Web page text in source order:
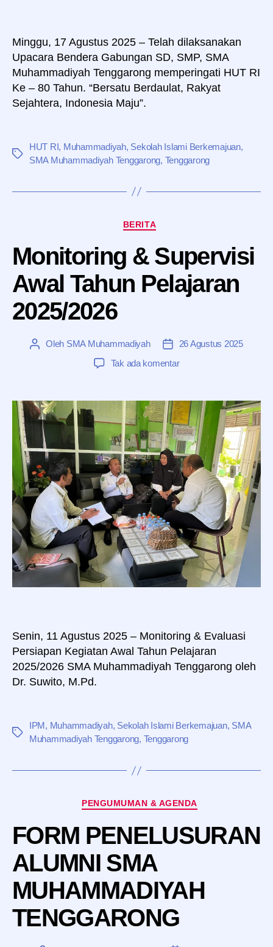
Minggu, 17 Agustus 2025 – Telah dilaksanakan
Upacara Bendera Gabungan SD, SMP, SMA
Muhammadiyah Tenggarong memperingati HUT RI
Ke – 80 Tahun. “Bersatu Berdaulat, Rakyat
Sejahtera, Indonesia Maju”.
Tag
HUT RI, Muhammadiyah, Sekolah Islami Berkemajuan,
SMA Muhammadiyah Tenggarong, Tenggarong
Kategori
BERITA
Monitoring & Supervisi
Awal Tahun Pelajaran
2025/2026
Penulis
Oleh SMA Muhammadiyah
Tanggal
artikel
26 Agustus 2025
Tak ada komentarpada
Supervisi
Awal
Tahun
Pelajaran
2025/2026
Senin, 11 Agustus 2025 – Monitoring & Evaluasi
Persiapan Kegiatan Awal Tahun Pelajaran
2025/2026 SMA Muhammadiyah Tenggarong oleh
Dr. Suwito, M.Pd.
Tag
IPM , Muhammadiyah, Sekolah Islami Berkemajuan, SMA
Muhammadiyah Tenggarong, Tenggarong
Kategori
PENGUMUMAN & AGENDA
FORM PENELUSURAN
ALUMNI SMA
MUHAMMADIYAH
TENGGARONG